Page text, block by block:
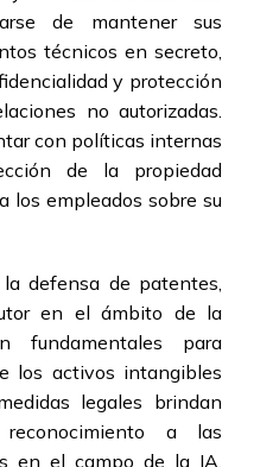
de mantener sus
técnicos en secreto,
y protección
no autorizadas.
con políticas internas
de la propiedad
los empleados sobre su
defensa de patentes,
en el ámbito de la
fundamentales para
los activos intangibles
legales brindan
a las
en el campo de la IA,